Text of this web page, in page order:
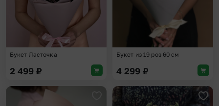
Букет Ласточка
2 499 ₽
Букет из 19 роз 60 см
4 299 ₽